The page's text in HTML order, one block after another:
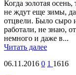
Когда золотая
не ждут еще зимы,
отцвели. Было сыро
работали, не знаю,
немного и даже в...
Читать далее
06.11.2016 0 1 1616